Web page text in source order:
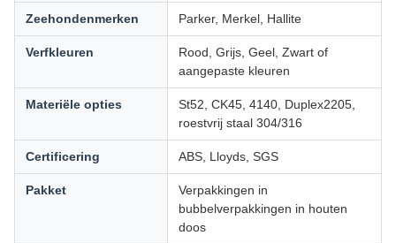
Zeehondenmerken Parker, Merkel, Hallite
Verfkleuren
Rood, Grijs, Geel, Zwart of
aangepaste kleuren
Materiële opties
St52, CK45, 4140, Duplex2205,
roestvrij staal 304/316
Certificering ABS, Lloyds, SGS
Pakket
Verpakkingen in
bubbelverpakkingen in houten
doos